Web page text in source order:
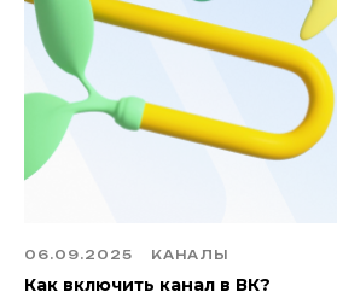
06.09.2025 КАНАЛЫ
Как включить канал в ВК?